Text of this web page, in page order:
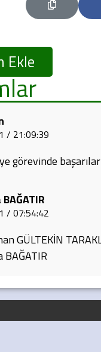
Ekle
/ 21:09:39
görevinde
/ 07:54:42
GÜLTEKİN
BAĞATIR